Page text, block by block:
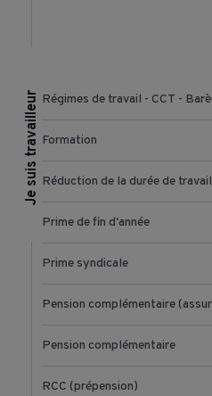
Je suis travailleur Régimes de travail - CCT -
Formation
Réduction de la durée de travail
Prime de fin d'année
Prime syndicale
Pension complémentaire
Pension complémentaire
RCC (prépension)